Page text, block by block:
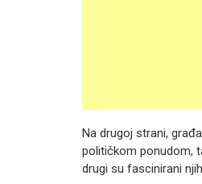
Na drugoj strani,
političkom ponudom,
drugi su fascinirani